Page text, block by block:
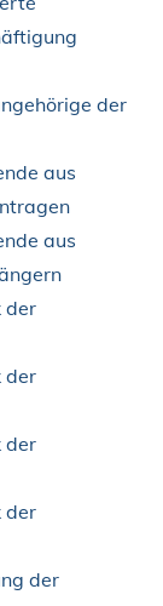
der
aus
aus
der
der
der
der
der